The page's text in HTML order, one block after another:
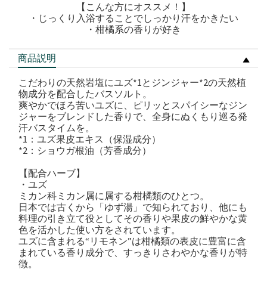
【こんな方にオススメ！】
・じっくり入浴することでしっかり汗をかきたい
・柑橘系の香りが好き
商品説明
こだわりの天然岩塩にユズ*1とジンジャー*2の天然植
物成分を配合したバスソルト。
爽やかでほろ苦いユズに、ピリッとスパイシーなジン
ジャーをブレンドした香りで、全身にぬくもり巡る発
汗バスタイムを。
*1：ユズ果皮エキス（保湿成分）
*2：ショウガ根油（芳香成分）
【配合ハーブ】
・ユズ
ミカン科ミカン属に属する柑橘類のひとつ。
日本では古くから「ゆず湯」で知られており、他にも
料理の引き立て役としてその香りや果皮の鮮やかな黄
色を活かした使い方をされています。
ユズに含まれる“リモネン”は柑橘類の表皮に豊富に含
まれている香り成分で、すっきりさわやかな香りが特
徴。